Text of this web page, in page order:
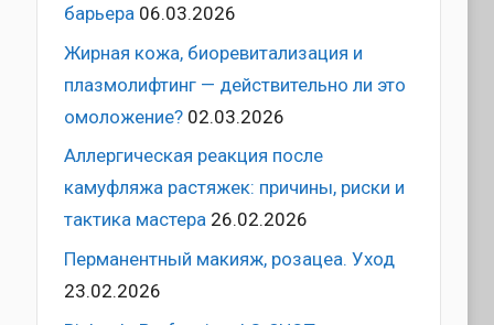
барьера 06.03.2026
Жирная кожа, биоревитализация и
плазмолифтинг — действительно ли это
омоложение? 02.03.2026
Аллергическая реакция после
камуфляжа растяжек: причины, риски и
тактика мастера 26.02.2026
Перманентный макияж, розацеа. Уход
23.02.2026